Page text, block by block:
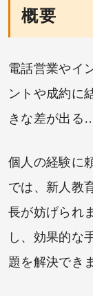
概要
電話営業やイ
ントや成約に
きな差が出る
個人の経験に
では、新人教
長が妨げられ
し、効果的な
題を解決でき